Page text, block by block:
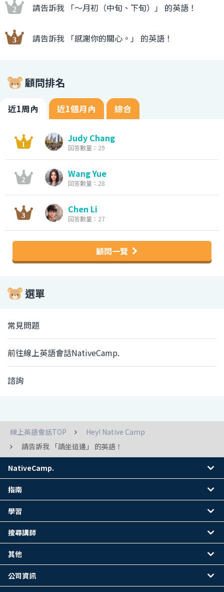
請告訴我 「〜月初（中旬、下旬）」 的英語！
請告訴我 「感謝你的關心。」 的英語！
顧問排名
近1周內 近1個月內 綜合
Judy Chang
回答數量：29
Wang Yue
回答數量：28
Chen Li
回答數量：27
顧問一覽
選單
常見問題
前往線上英語會話NativeCamp.
諮詢
線上英語會話TOP
Hey! Native Camp
請告訴我 「請坐這邊」 的英語！
NativeCamp.
指南
學習
搜尋講師
其他
公司資訊